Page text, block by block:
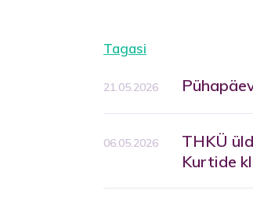
Tagasi
21.05.2026
06.05.2026
THKÜ
Kurtide